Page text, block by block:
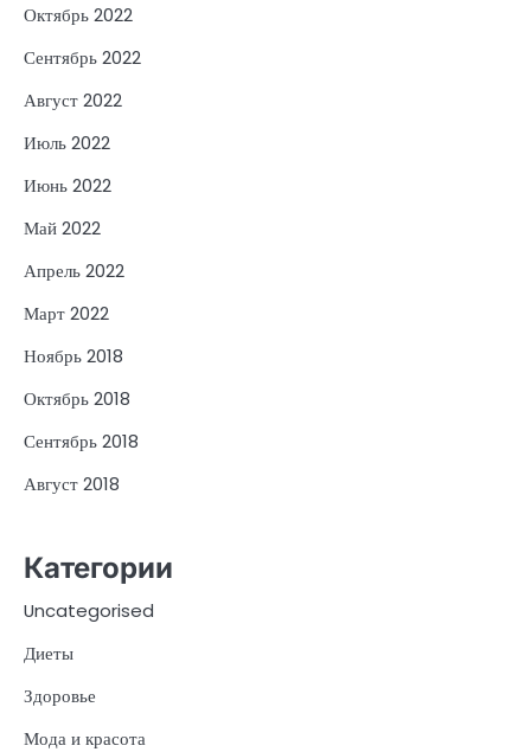
Октябрь 2022
Сентябрь 2022
Август 2022
Июль 2022
Июнь 2022
Май 2022
Апрель 2022
Март 2022
Ноябрь 2018
Октябрь 2018
Сентябрь 2018
Август 2018
Категории
Uncategorised
Диеты
Здоровье
Мода и красота